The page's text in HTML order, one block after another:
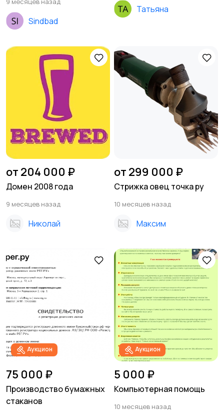
Sindbad
Татьяна
от 204 000 ₽
Домен 2008 года
9 месяцев назад
Николай
от 299 000 ₽
Стрижка овец точка ру
10 месяцев назад
Максим
Аукцион
75 000 ₽
Производство бумажных
стаканов
Аукцион
5 000 ₽
Компьютерная помощь
10 месяцев назад